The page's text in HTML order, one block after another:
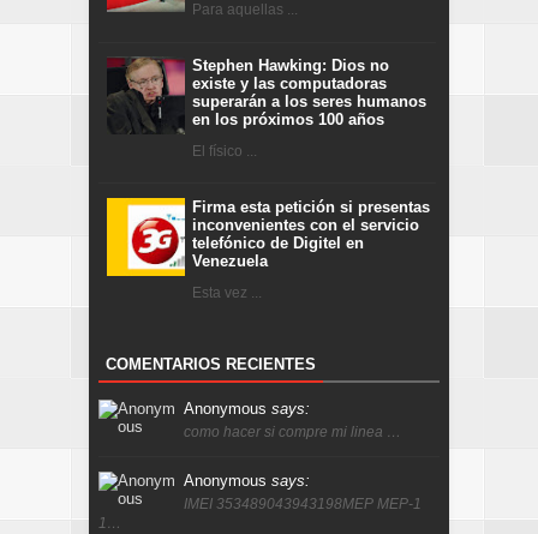
Para aquellas ...
Stephen Hawking: Dios no
existe y las computadoras
superarán a los seres humanos
en los próximos 100 años
El físico ...
Firma esta petición si presentas
inconvenientes con el servicio
telefónico de Digitel en
Venezuela
Esta vez ...
COMENTARIOS RECIENTES
Anonymous says:
como hacer si compre mi linea …
Anonymous says:
IMEI 353489043943198MEP MEP-1
1…